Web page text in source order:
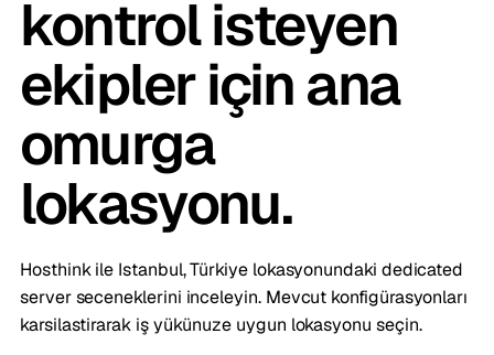
kontrol isteyen
ekipler için ana
omurga
lokasyonu.
Hosthink ile Istanbul, Türkiye lokasyonundaki dedicated
server seceneklerini inceleyin. Mevcut konfigürasyonları
karsilastirarak iş yükünuze uygun lokasyonu seçin.